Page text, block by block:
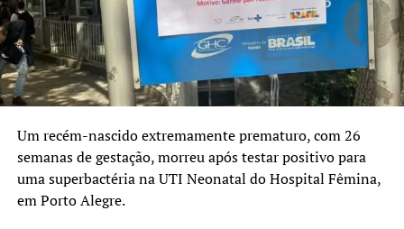
Um recém-nascido extremamente prematuro, com 26
semanas de gestação, morreu após testar positivo para
uma superbactéria na UTI Neonatal do Hospital Fêmina,
em Porto Alegre.